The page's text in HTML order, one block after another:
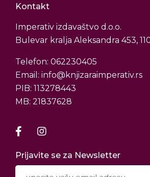
Kontakt
Imperativ izdavaštvo d.o.o.
Bulevar kralja Aleksandra 453,
Telefon: 062230405
Email: info@knjizaraimperativ.rs
PIB: 113278443
MB: 21837628
Prijavite se za Newsletter